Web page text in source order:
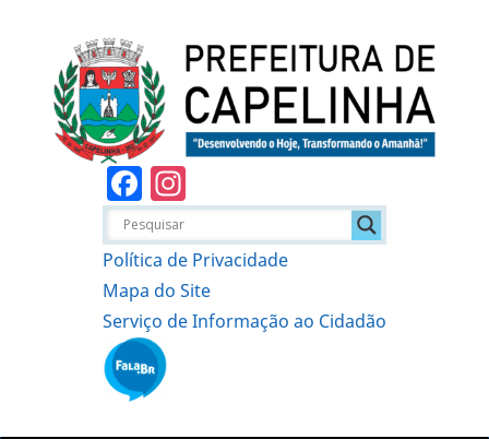
Facebook
Política de Privacidade
Mapa do Site
Serviço de Informação ao Cidadão